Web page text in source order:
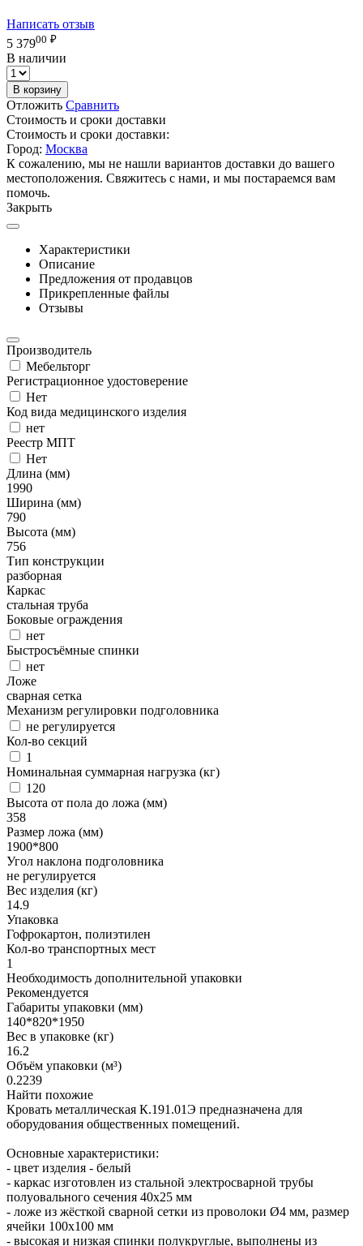
Написать отзыв
5 37900 ₽
В наличии
В корзину
Отложить Сравнить
Стоимость и сроки доставки
Стоимость и сроки доставки:
Город: Москва
К сожалению, мы не нашли вариантов доставки до вашего
местоположения. Свяжитесь с нами, и мы постараемся вам
помочь.
Закрыть
Характеристики
Описание
Предложения от продавцов
Прикрепленные файлы
Отзывы
Производитель
Мебельторг
Регистрационное удостоверение
Нет
Код вида медицинского изделия
нет
Реестр МПТ
Нет
Длина (мм)
1990
Ширина (мм)
790
Высота (мм)
756
Тип конструкции
разборная
Каркас
стальная труба
Боковые ограждения
нет
Быстросъёмные спинки
нет
Ложе
сварная сетка
Механизм регулировки подголовника
не регулируется
Кол-во секций
1
Номинальная суммарная нагрузка (кг)
120
Высота от пола до ложа (мм)
358
Размер ложа (мм)
1900*800
Угол наклона подголовника
не регулируется
Вес изделия (кг)
14.9
Упаковка
Гофрокартон, полиэтилен
Кол-во транспортных мест
1
Необходимость дополнительной упаковки
Рекомендуется
Габариты упаковки (мм)
140*820*1950
Вес в упаковке (кг)
16.2
Объём упаковки (м³)
0.2239
Найти похожие
Кровать металлическая К.191.01Э предназначена для
оборудования общественных помещений.
Основные характеристики:
- цвет изделия - белый
- каркас изготовлен из стальной электросварной трубы
полуовального сечения 40х25 мм
- ложе из жёсткой сварной сетки из проволоки Ø4 мм, размер
ячейки 100x100 мм
- высокая и низкая спинки полукруглые, выполнены из